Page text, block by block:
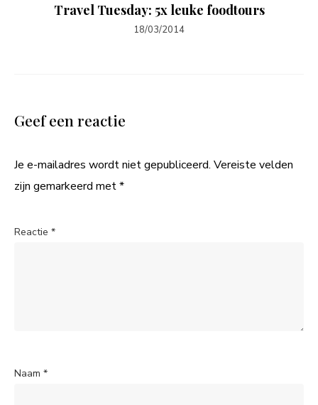
Travel Tuesday: 5x leuke foodtours
18/03/2014
Geef een reactie
Je e-mailadres wordt niet gepubliceerd. Vereiste velden
zijn gemarkeerd met*
Reactie *
Naam *